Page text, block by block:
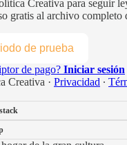
Creativa para seguir
gratis al archivo completo
de prueba
de pago? Iniciar sesión
Creativa · Privacidad ∙